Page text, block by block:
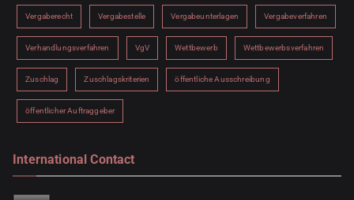
Vergaberecht Vergabestelle Vergabeunterlagen Vergabeverfahren
Verhandlungsverfahren VgV Wettbewerb Wettbewerbsverfahren
Zuschlag Zuschlagskriterien öffentliche Ausschreibung
öffentlicher Auftraggeber
International Contact